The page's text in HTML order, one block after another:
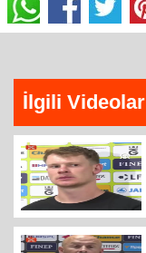
İlgili Videolar